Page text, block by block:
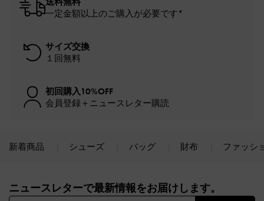
一定金額以上のご購入が必要です*
サイズ交換
１回無料
初回購入10%OFF
会員登録＋ニュースレター購読
新着商品 シューズ バッグ 財布 ファッシ
ニュースレターで最新情報をお届けします。​